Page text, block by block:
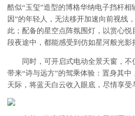
酷似“玉玺”造型的博格华纳电子挡杆相
因”的年轻人，无法移开加速向前视线
此；配备的星空点阵氛围灯，以赏心
段夜途中，都能感受到仿如星河般光影
同时，可开启式电动全景天窗，
带来“诗与远方”的驾乘体验：置身其中
天际，将蓝天白云收入眼底，尽情享受